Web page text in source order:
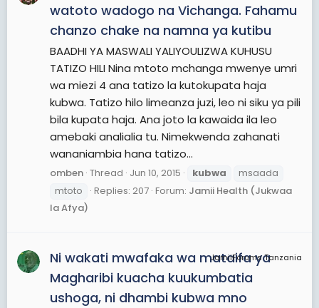
watoto wadogo na Vichanga. Fahamu
chanzo chake na namna ya kutibu
BAADHI YA MASWALI YALIYOULIZWA KUHUSU
TATIZO HILI Nina mtoto mchanga mwenye umri
wa miezi 4 ana tatizo la kutokupata haja
kubwa. Tatizo hilo limeanza juzi, leo ni siku ya pili
bila kupata haja. Ana joto la kawaida ila leo
amebaki analialia tu. Nimekwenda zahanati
wananiambia hana tatizo...
omben Thread Jun 10, 2015 kubwa
msaada
mtoto
Replies: 207 Forum: Jamii Health (Jukwaa
la Afya)
JamiiForums Tanzania
Ni wakati mwafaka wa mataifa ya
Magharibi kuacha kuukumbatia
ushoga, ni dhambi kubwa mno